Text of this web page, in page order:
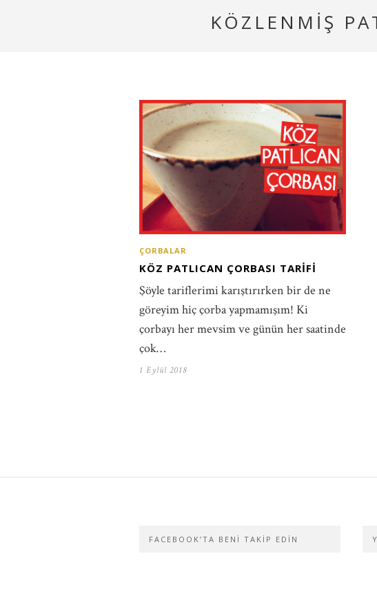
KÖZLENMIŞ
ÇORBALAR
KÖZ PATLICAN ÇORBASI TARIFI
Şöyle tariflerimi karıştırırken bir de ne
göreyim hiç çorba yapmamışım! Ki
çorbayı her mevsim ve günün her saatinde
çok…
1 Eylül 2018
FACEBOOK’TA BENI TAKIP EDIN